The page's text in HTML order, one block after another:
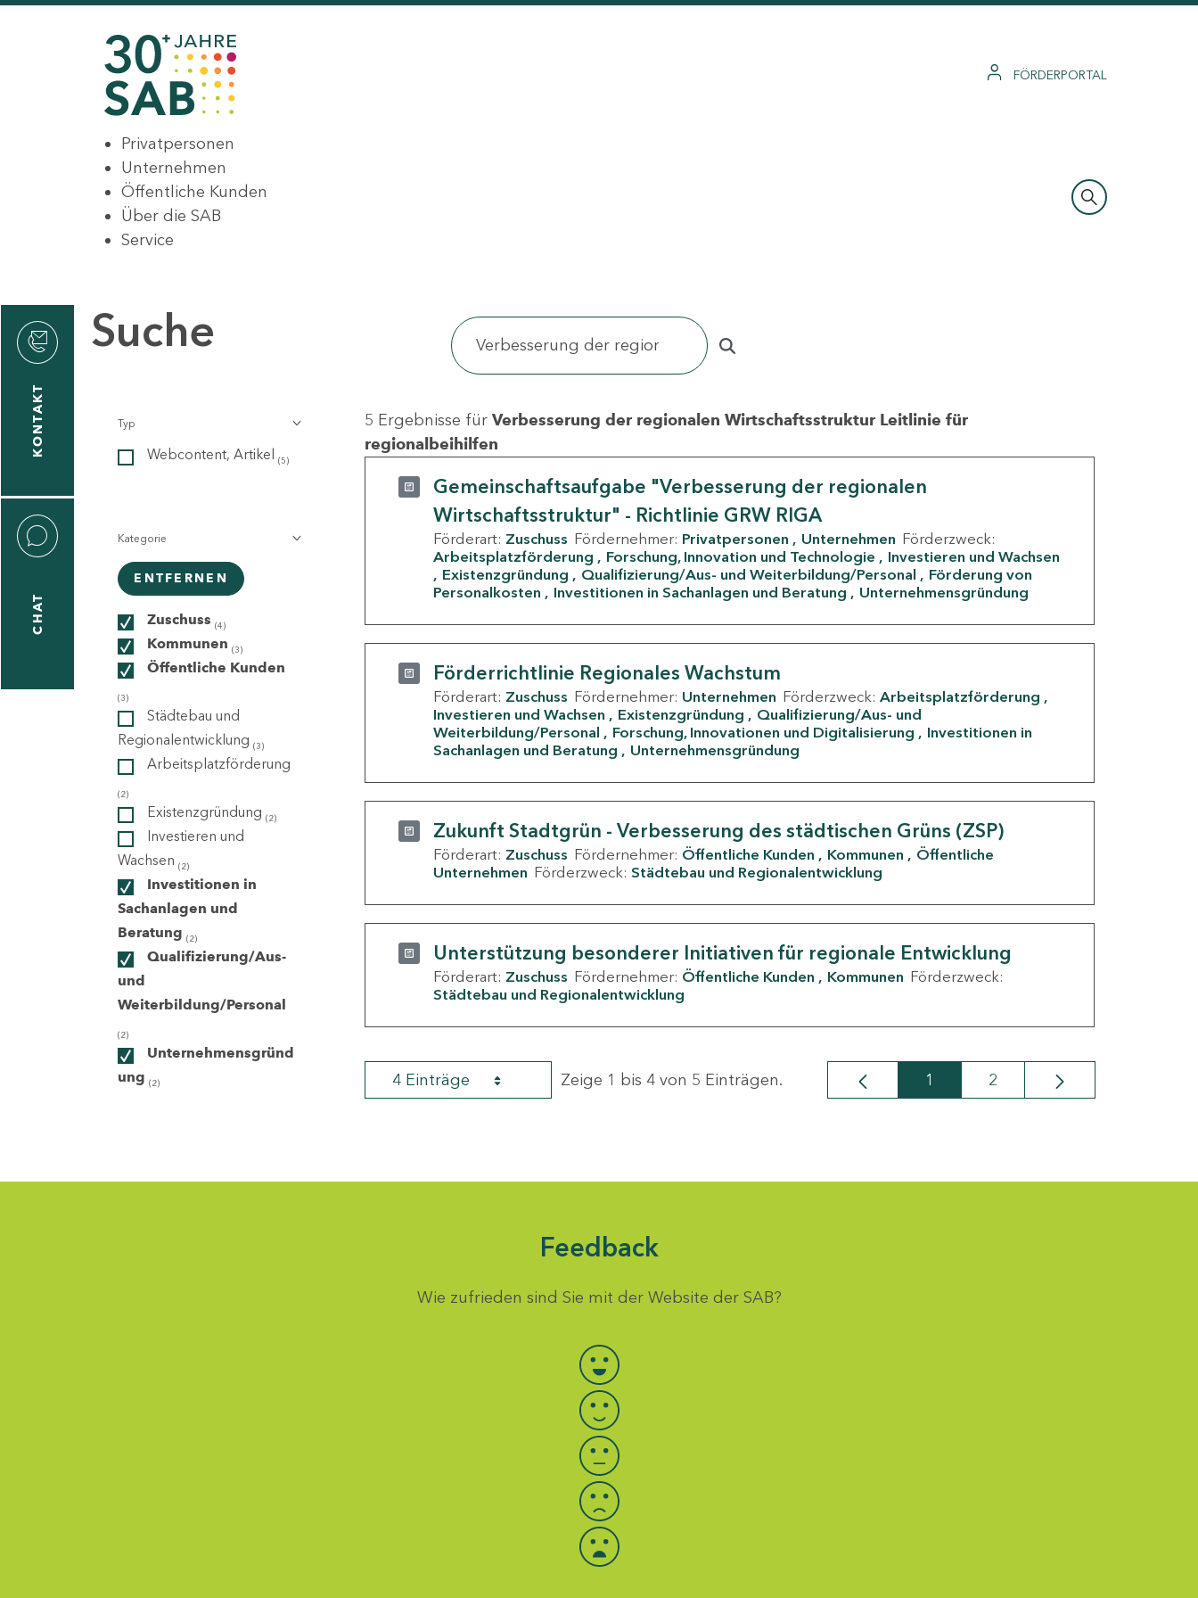
FÖRDERPORTAL
Privatpersonen
Unternehmen
Öffentliche Kunden
Über die SAB
Service
KONTAKT
CHAT
Suche
Typ
Webcontent, Artikel (5)
Kategorie
ENTFERNEN
Zuschuss (4)
Kommunen (3)
Öffentliche Kunden
(3)
Städtebau und
Regionalentwicklung (3)
Arbeitsplatzförderung
(2)
Existenzgründung (2)
Investieren und
Wachsen (2)
Investitionen in
Sachanlagen und
Beratung (2)
Qualifizierung/Aus-
und
Weiterbildung/Personal
(2)
Unternehmensgründ
ung (2)
5 Ergebnisse für Verbesserung der regionalen Wirtschaftsstruktur Leitlinie für
regionalbeihilfen
Gemeinschaftsaufgabe "Verbesserung der regionalen
Wirtschaftsstruktur" - Richtlinie GRW RIGA
Förderart: Zuschuss Fördernehmer: Privatpersonen Unternehmen Förderzweck:
Arbeitsplatzförderung
Forschung, Innovation und Technologie
Investieren und Wachsen
Existenzgründung
Qualifizierung/Aus- und Weiterbildung/Personal
Förderung von
Personalkosten
Investitionen in Sachanlagen und Beratung Unternehmensgründung
Förderrichtlinie Regionales Wachstum
Förderart: Zuschuss Fördernehmer: Unternehmen Förderzweck: Arbeitsplatzförderung
Investieren und Wachsen
Existenzgründung
Qualifizierung/Aus- und
Weiterbildung/Personal
Forschung, Innovationen und Digitalisierung
Investitionen in
Sachanlagen und Beratung
Unternehmensgründung
Zukunft Stadtgrün - Verbesserung des städtischen Grüns (ZSP)
Förderart: Zuschuss Fördernehmer: Öffentliche Kunden Kommunen
Öffentliche
Unternehmen Förderzweck: Städtebau und Regionalentwicklung
Unterstützung besonderer Initiativen für regionale Entwicklung
Förderart: Zuschuss Fördernehmer: Öffentliche Kunden Kommunen Förderzweck:
Städtebau und Regionalentwicklung
4 Einträge Zeige 1 bis 4 von 5 Einträgen. Seite
1 Seite
2
Feedback
Wie zufrieden sind Sie mit der Website der SAB?
Bewertung auswählen